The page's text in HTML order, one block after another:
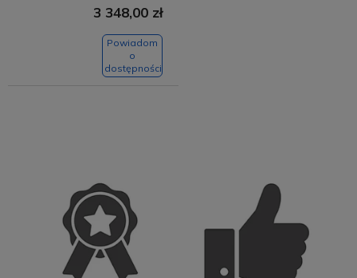
3 348,00 zł
Powiadom
o
dostępności